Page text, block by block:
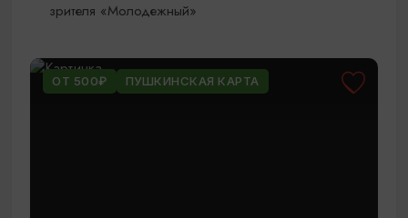
зрителя «Молодежный»
ОТ 500₽ ПУШКИНСКАЯ КАРТА